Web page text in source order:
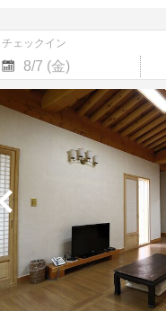
チェックイン
Navigate
forward
to
interact
with
the
calendar
and
select
a
date.
Press
the
question